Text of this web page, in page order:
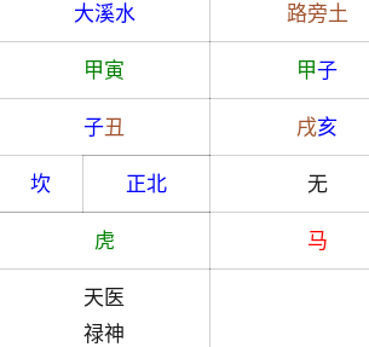
大溪水 路旁土
甲寅 甲子
子丑 戌亥
坎 正北 无
虎 马
天医
禄神